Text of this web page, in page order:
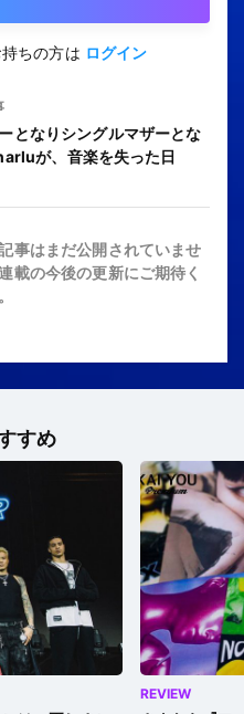
ちの方は ログイン
となりシングルマザーとな
が、音楽を失った日
事はまだ公開されていませ
載の今後の更新にご期待く
すめ
REVIEW